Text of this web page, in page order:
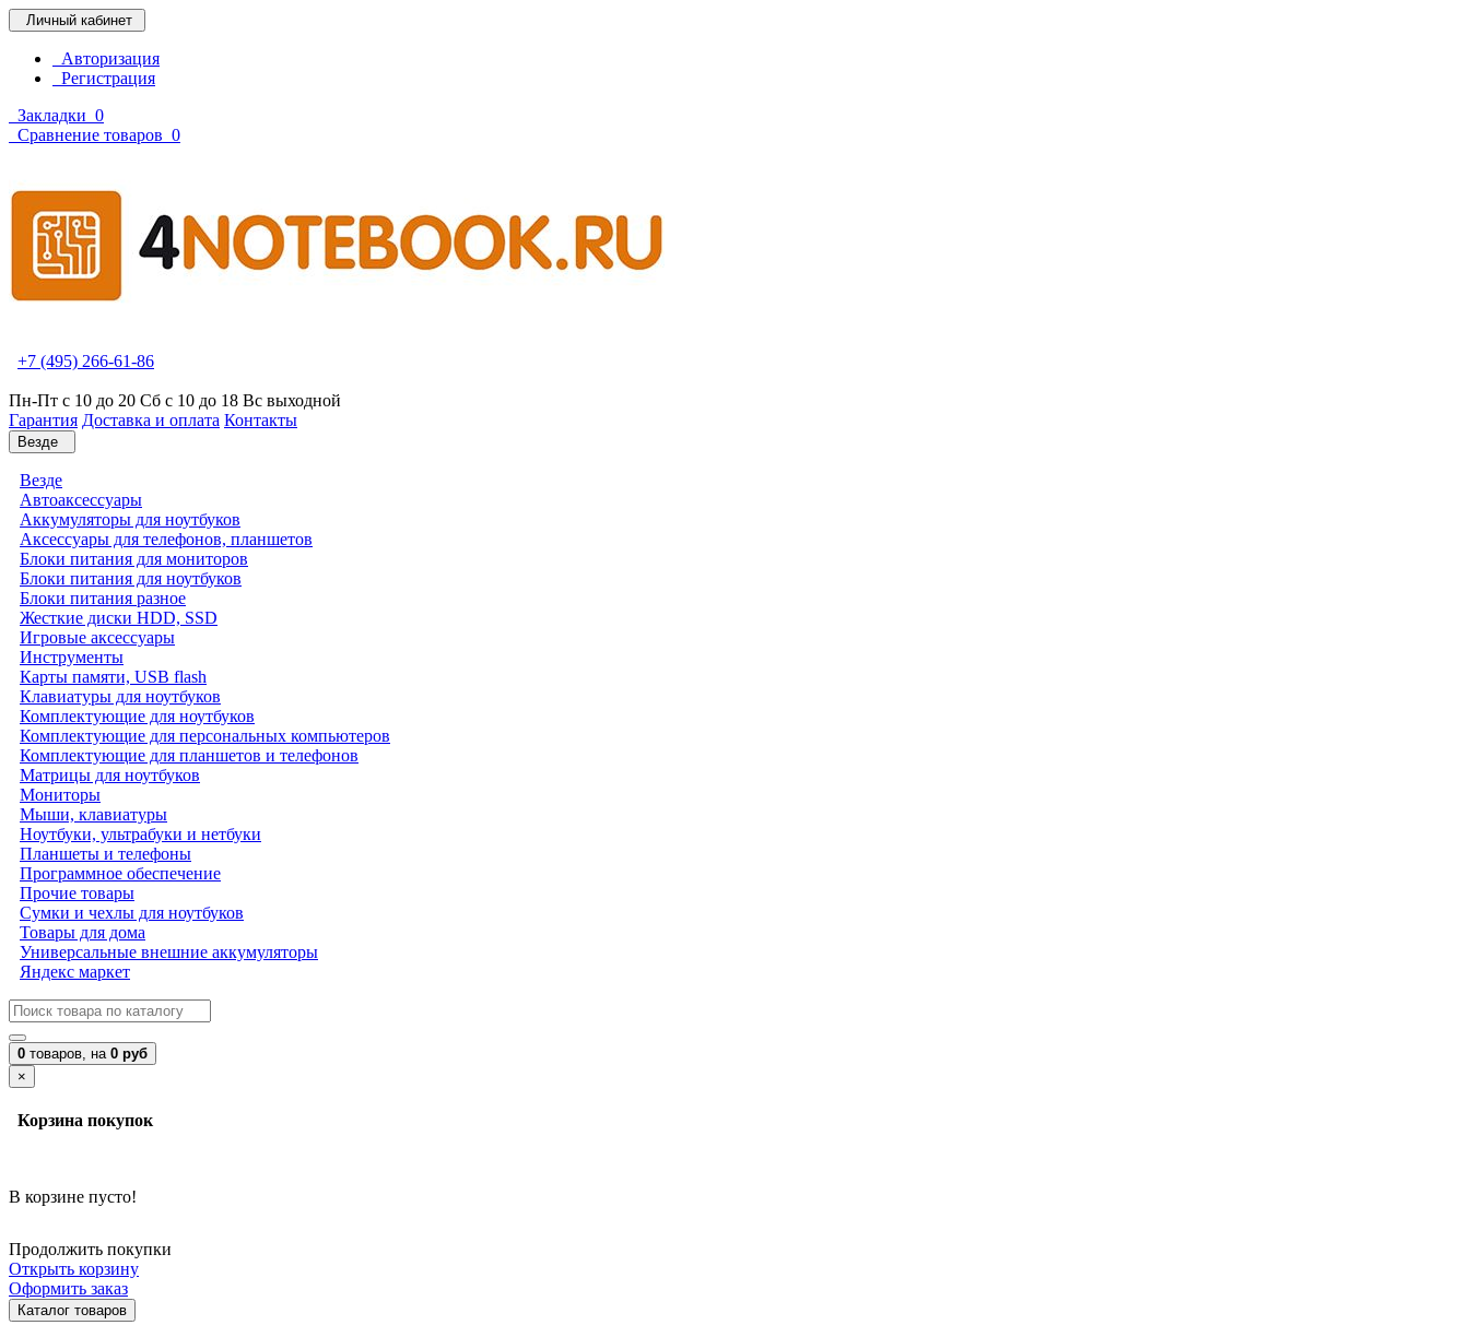
Личный кабинет
Авторизация
Регистрация
Закладки 0
Сравнение товаров 0
+7 (495) 266-61-86
Пн-Пт с 10 до 20 Сб с 10 до 18 Вс выходной
Гарантия Доставка и оплата Контакты
Везде
Везде
Автоаксессуары
Аккумуляторы для ноутбуков
Аксессуары для телефонов, планшетов
Блоки питания для мониторов
Блоки питания для ноутбуков
Блоки питания разное
Жесткие диски HDD, SSD
Игровые аксессуары
Инструменты
Карты памяти, USB flash
Клавиатуры для ноутбуков
Комплектующие для ноутбуков
Комплектующие для персональных компьютеров
Комплектующие для планшетов и телефонов
Матрицы для ноутбуков
Мониторы
Мыши, клавиатуры
Ноутбуки, ультрабуки и нетбуки
Планшеты и телефоны
Программное обеспечение
Прочие товары
Сумки и чехлы для ноутбуков
Товары для дома
Универсальные внешние аккумуляторы
Яндекс маркет
0 товаров, на 0 руб
×
Корзина покупок
В корзине пусто!
Продолжить покупки
Открыть корзину
Оформить заказ
Каталог товаров